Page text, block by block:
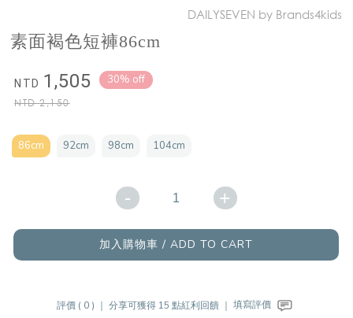
DAILYSEVEN by Brands4kids
素面褐色短褲86cm
NTD 1,505
NTD2,150
30% off
86cm 92cm 98cm 104cm
- +
加入購物車 / ADD TO CART
評價 ( 0 ) ｜分享可獲得 15 點紅利回饋 ｜填寫評價